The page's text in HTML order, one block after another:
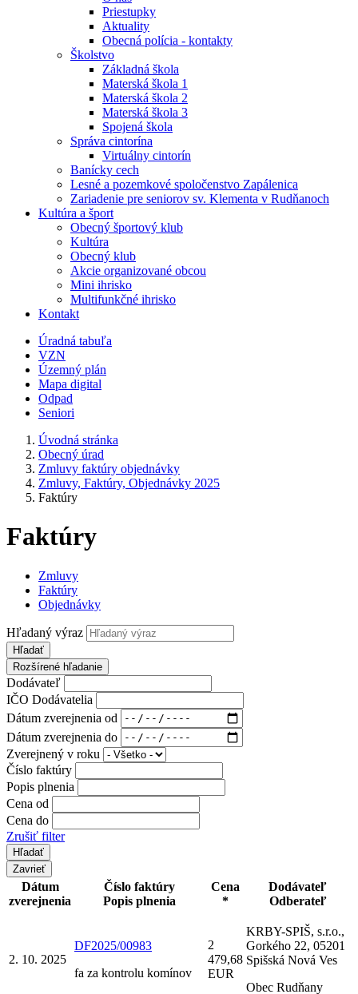
Priestupky
Aktuality
Obecná polícia - kontakty
Školstvo
Základná škola
Materská škola 1
Materská škola 2
Materská škola 3
Spojená škola
Správa cintorína
Virtuálny cintorín
Banícky cech
Lesné a pozemkové spoločenstvo Zapálenica
Zariadenie pre seniorov sv. Klementa v Rudňanoch
Kultúra a šport
Obecný športový klub
Kultúra
Obecný klub
Akcie organizované obcou
Mini ihrisko
Multifunkčné ihrisko
Kontakt
Úradná tabuľa
VZN
Územný plán
Mapa digital
Odpad
Seniori
Úvodná stránka
Obecný úrad
Zmluvy faktúry objednávky
Zmluvy, Faktúry, Objednávky 2025
Faktúry
Faktúry
Zmluvy
Faktúry
Objednávky
Hľadaný výraz
Hľadať
Rozšírené hľadanie
Dodávateľ
IČO Dodávatelia
Dátum zverejnenia od
Dátum zverejnenia do
Zverejnený v roku
Číslo faktúry
Popis plnenia
Cena od
Cena do
Zrušiť filter
Zavrieť
Dátum
zverejnenia
Číslo faktúry
Popis plnenia
Cena
*
Dodávateľ
Odberateľ
2. 10. 2025
DF2025/00983
fa za kontrolu komínov
2
479,68
EUR
KRBY-SPIŠ, s.r.o.,
Gorkého 22, 05201
Spišská Nová Ves
Obec Rudňany